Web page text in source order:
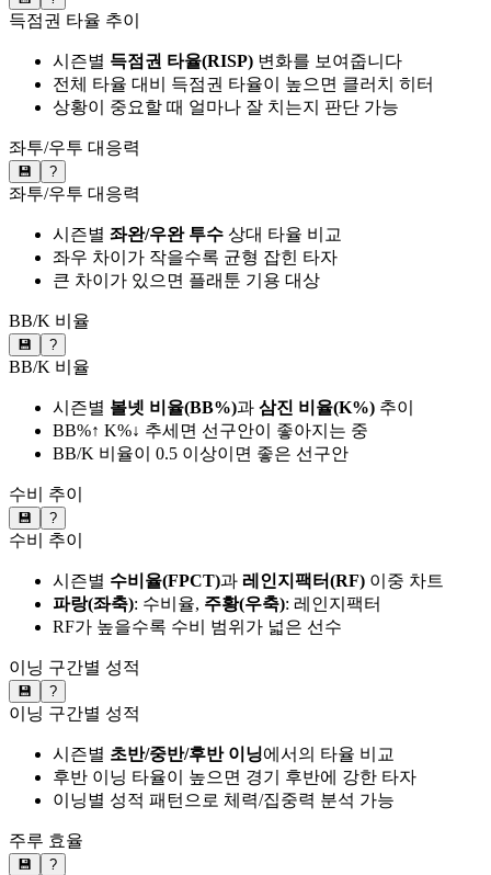
득점권 타율 추이
시즌별 득점권 타율(RISP) 변화를 보여줍니다
전체 타율 대비 득점권 타율이 높으면 클러치 히터
상황이 중요할 때 얼마나 잘 치는지 판단 가능
좌투/우투 대응력
💾 ?
좌투/우투 대응력
시즌별 좌완/우완 투수 상대 타율 비교
좌우 차이가 작을수록 균형 잡힌 타자
큰 차이가 있으면 플래툰 기용 대상
BB/K 비율
💾 ?
BB/K 비율
시즌별 볼넷 비율(BB%)과 삼진 비율(K%) 추이
BB%↑ K%↓ 추세면 선구안이 좋아지는 중
BB/K 비율이 0.5 이상이면 좋은 선구안
수비 추이
💾 ?
수비 추이
시즌별 수비율(FPCT)과 레인지팩터(RF) 이중 차트
파랑(좌축): 수비율, 주황(우축): 레인지팩터
RF가 높을수록 수비 범위가 넓은 선수
이닝 구간별 성적
💾 ?
이닝 구간별 성적
시즌별 초반/중반/후반 이닝에서의 타율 비교
후반 이닝 타율이 높으면 경기 후반에 강한 타자
이닝별 성적 패턴으로 체력/집중력 분석 가능
주루 효율
💾 ?